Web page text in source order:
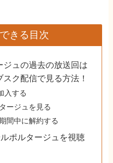
きる目次
ジュの過去の放送回は
ク配信で見る方法！
入する
ージュを見る
間中に解約する
ポルタージュを視聴